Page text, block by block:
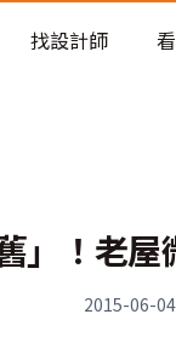
老屋預算分配
找設計師
」！老屋
2015-06-04